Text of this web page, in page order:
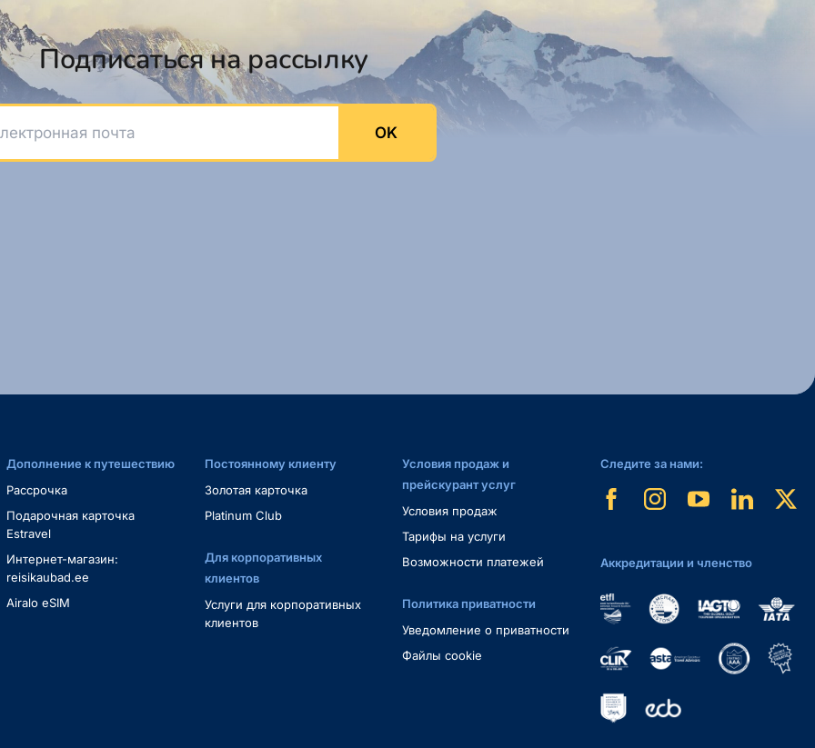
Подписаться на рассылку
почта
OK
Дополнение к путешествию
Рассрочка
Подарочная карточка
Estravel
Интернет-магазин:
reisikaubad.ee
Airalo eSIM
Постоянному клиенту
Золотая карточка
Platinum Club
Для корпоративных
клиентов
Услуги для корпоративных
клиентов
Условия продаж и
прейскурант услуг
Условия продаж
Тарифы на услуги
Возможности платежей
Политика приватности
Уведомление о приватности
Файлы cookie
Следите за нами:
Аккредитации и членство